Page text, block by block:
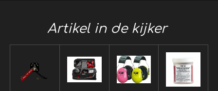
Artikel in de kijker